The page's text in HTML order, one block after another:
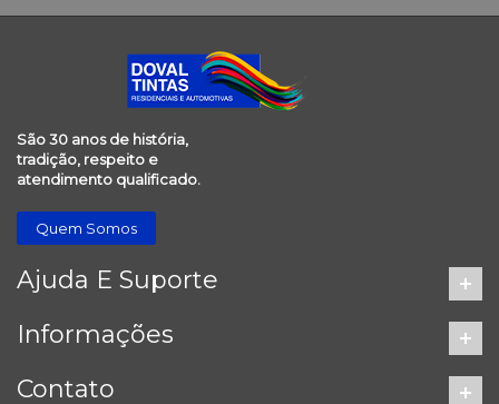
São 30 anos de história,
tradição, respeito e
atendimento qualificado.
Quem Somos
Ajuda E Suporte
Informações
Contato